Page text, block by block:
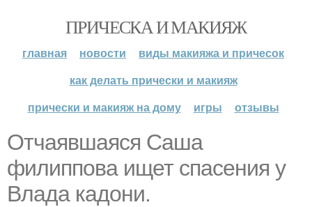
ПРИЧЕСКА И МАКИЯЖ
главная новости
виды макияжа и причесок
как делать прически и макияж
прически и макияж на дому
игры отзывы
Отчаявшаяся Саша
филиппова ищет спасения у
Влада кадони.